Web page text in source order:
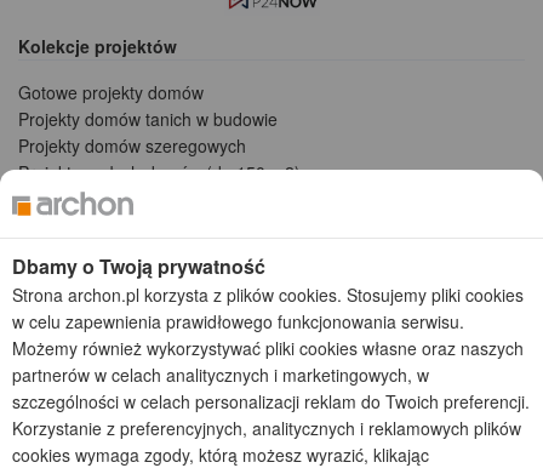
Kolekcje projektów
Gotowe projekty domów
Projekty domów tanich w budowie
Projekty domów szeregowych
Projekty małych domów (do 150 m2)
Projekty domów wielorodzinnych
Projekty domów nowoczesnych
Projekty domów parterowych
2026 © ARCHON+ Biuro Projektów - Tradycyjne i nowoczesne gotowe
projekty domów - autorska pracownia architektoniczna założona w 1990r.
przez arch. Barbarę Mendel
Z uwagi na ciągłe doskonalenie procesu powstawania projektów (zgodnie z
normą ISO 9001), prezentowane na stronie projekty domów mogą
nieznacznie różnić się od dokumentacji technicznej.
Dbamy o Twoją prywatność
Strona archon.pl korzysta z plików cookies. Stosujemy pliki cookies
w celu zapewnienia prawidłowego funkcjonowania serwisu.
Możemy również wykorzystywać pliki cookies własne oraz naszych
partnerów w celach analitycznych i marketingowych, w
szczególności w celach personalizacji reklam do Twoich preferencji.
Korzystanie z preferencyjnych, analitycznych i reklamowych plików
cookies wymaga zgody, którą możesz wyrazić, klikając